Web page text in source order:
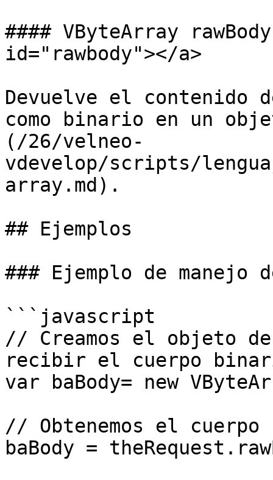
#### VByteArray
id="rawbody"></a>
Devuelve el contenido
como binario en un
(/26/velneo-
vdevelop/scripts/
array.md).
## Ejemplos
### Ejemplo de manejo
```javascript
// Creamos el objeto
recibir el cuerpo
var baBody= new
// Obtenemos el
baBody =